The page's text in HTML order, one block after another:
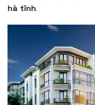
hà tĩnh.